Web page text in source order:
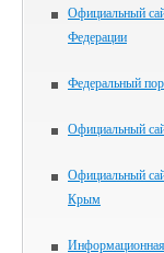
Официальный
Федерации
Федеральный
Официальный
Официальный
Крым
Информационная